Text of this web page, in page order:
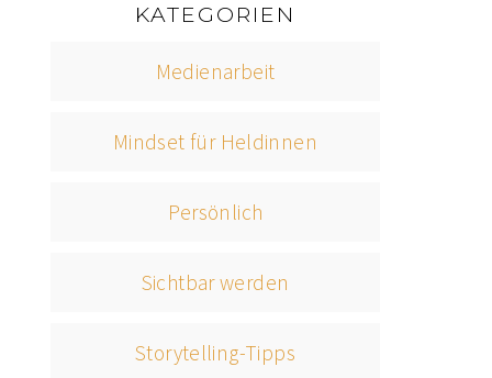
KATEGORIEN
Medienarbeit
Mindset für Heldinnen
Persönlich
Sichtbar werden
Storytelling-Tipps